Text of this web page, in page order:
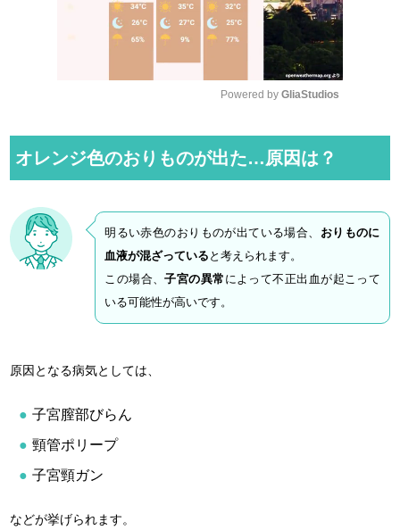
u
t
e
Powered by GliaStudios
オレンジ色のおりものが出た…原因は？
明るい赤色のおりものが出ている場合、 おりものに
血液が混ざっている と考えられます。
この場合、子宮の異常 によって不正出血が起こって
いる可能性が高いです。
原因となる病気としては、
子宮膣部びらん
頸管ポリープ
子宮頸ガン
などが挙げられます。